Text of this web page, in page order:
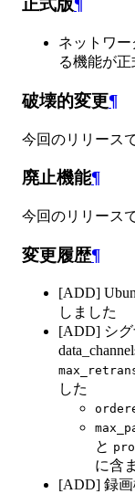
正式版¶
ネットワ
る機能が
破壊的変更¶
今回のリリース
廃止機能¶
今回のリリース
変更履歴¶
[ADD]
しました
[ADD] シ
した
と
に含
[ADD] 録